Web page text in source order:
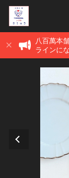
八百萬本
ラインに